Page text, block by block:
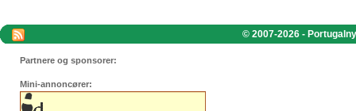
© 2007-2026 -
Partnere og sponsorer:
Mini-annoncører: